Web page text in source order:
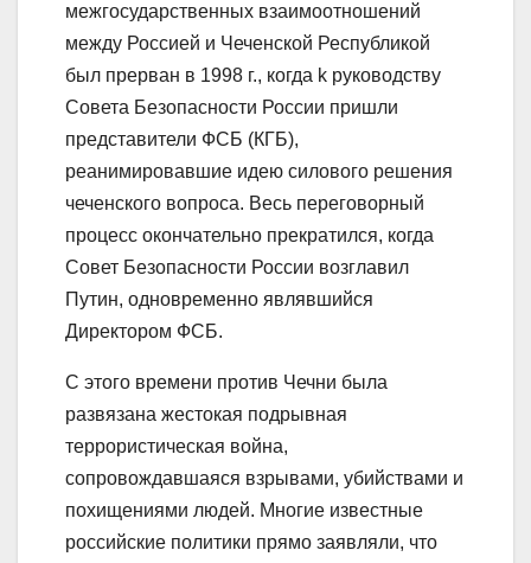
межгосударственных взаимоотношений
между Россией и Чеченской Республикой
был прерван в 1998 г., когда k руководству
Совета Безопасности России пришли
представители ФСБ (КГБ),
реанимировавшие идею силового решения
чеченского вопроса. Весь переговорный
процесс окончательно прекратился, когда
Совет Безопасности России возглавил
Путин, одновременно являвшийся
Директором ФСБ.
С этого времени против Чечни была
развязана жестокая подрывная
террористическая война,
сопровождавшаяся взрывами, убийствами и
похищениями людей. Многие известные
российские политики прямо заявляли, что